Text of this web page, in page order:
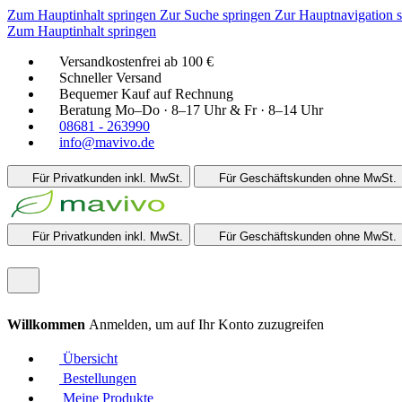
Zum Hauptinhalt springen Zur Suche springen Zur Hauptnavigation
Zum Hauptinhalt springen
Versandkostenfrei ab 100 €
Schneller Versand
Bequemer Kauf auf Rechnung
Beratung Mo–Do · 8–17 Uhr & Fr · 8–14 Uhr
08681 - 263990
info@mavivo.de
Für Privatkunden inkl. MwSt. Für Geschäftskunden ohne MwSt.
Für Privatkunden inkl. MwSt. Für Geschäftskunden ohne MwSt.
Willkommen Anmelden, um auf Ihr Konto zuzugreifen
Übersicht
Bestellungen
Meine Produkte